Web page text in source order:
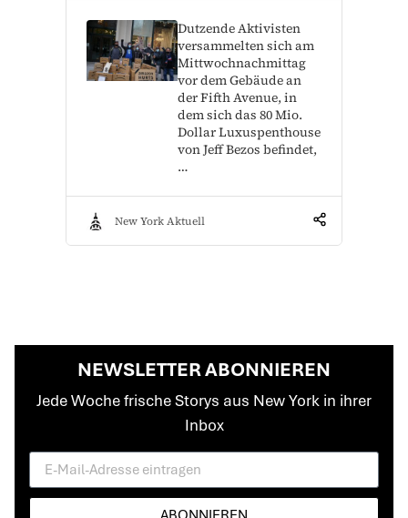
Dutzende Aktivisten
versammelten sich am
Mittwochnachmittag
vor dem Gebäude an
der Fifth Avenue, in
dem sich das 80 Mio.
Dollar Luxuspenthouse
von Jeff Bezos befindet,
…
New York Aktuell
NEWSLETTER ABONNIEREN
Jede Woche frische Storys aus New York in ihrer
Inbox